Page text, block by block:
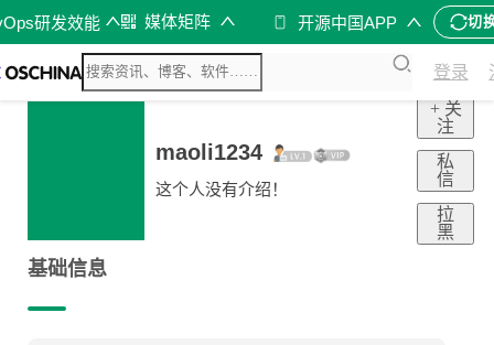
研发效能 媒体矩阵 开源中国APP 切
登录
maoli1234
这个人没有介绍！
+ 关
注
私
信
拉
黑
基础信息